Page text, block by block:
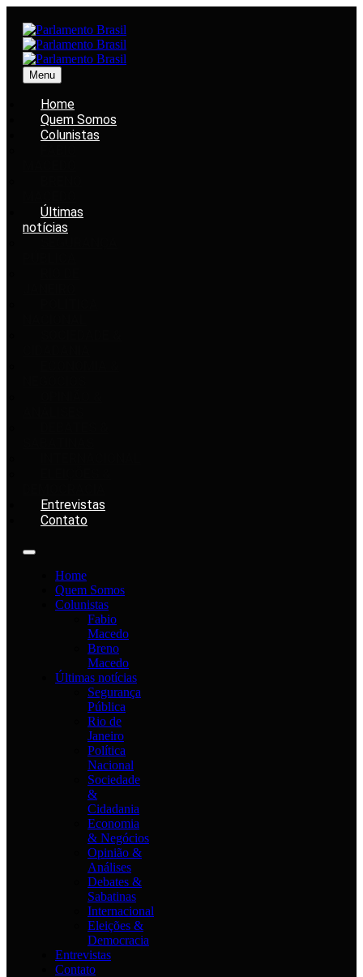
Menu
Home
Quem Somos
Colunistas
Últimas
notícias
Entrevistas
Contato
Home
Quem Somos
Colunistas
Fabio
Macedo
Breno
Macedo
Últimas notícias
Segurança
Pública
Rio de
Janeiro
Política
Nacional
Sociedade
&
Cidadania
Economia
& Negócios
Opinião &
Análises
Debates &
Sabatinas
Internacional
Eleições &
Democracia
Entrevistas
Contato